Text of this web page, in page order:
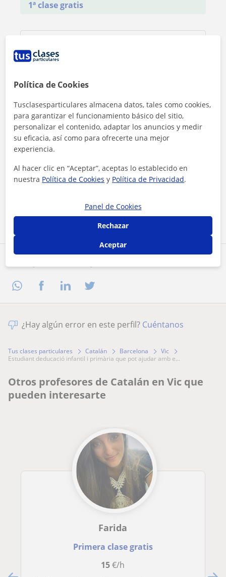
1ª clase gratis
Al hacer clic, aceptas nuestro aviso legaly de privacidad
Contactar ahora
¿Hay algún error en este perfil? Cuéntanos
Tus clases particulares Catalán Barcelona
Vic
estudiant deducació infantil i primària que pot ajudar amb e...
Otros profesores de Catalán en Vic que
pueden interesarte
Farida
Primera clase gratis
15€/h
Política de Cookies
Tusclasesparticulares almacena datos, tales como cookies,
para garantizar el funcionamiento básico del sitio,
personalizar el contenido, adaptar los anuncios y medir
su eficacia, así como para ofrecerte una mejor
experiencia.
Al hacer clic en “Aceptar”, aceptas lo establecido en
nuestra Política de Cookies y Política de Privacidad.
Panel de Cookies
Rechazar
Aceptar